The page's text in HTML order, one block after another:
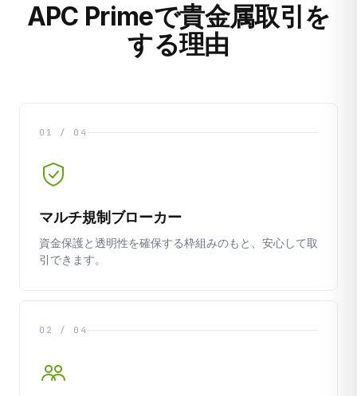
APC Primeで貴金属取引を
する理由
01 / 04
マルチ規制ブローカー
資金保護と透明性を確保する枠組みのもと、安心して取
引できます。
02 / 04